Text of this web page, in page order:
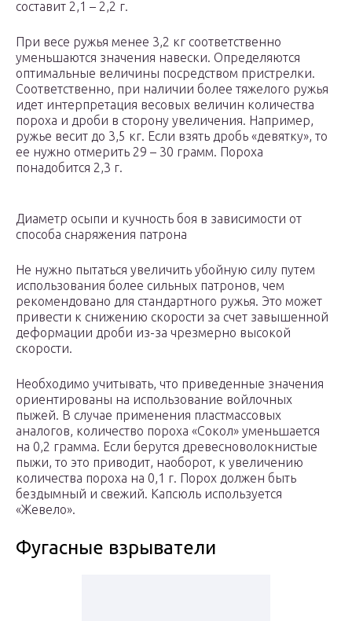
составит 2,1 – 2,2 г.
При весе ружья менее 3,2 кг соответственно
уменьшаются значения навески. Определяются
оптимальные величины посредством пристрелки.
Соответственно, при наличии более тяжелого ружья
идет интерпретация весовых величин количества
пороха и дроби в сторону увеличения. Например,
ружье весит до 3,5 кг. Если взять дробь «девятку», то
ее нужно отмерить 29 – 30 грамм. Пороха
понадобится 2,3 г.
Диаметр осыпи и кучность боя в зависимости от
способа снаряжения патрона
Не нужно пытаться увеличить убойную силу путем
использования более сильных патронов, чем
рекомендовано для стандартного ружья. Это может
привести к снижению скорости за счет завышенной
деформации дроби из-за чрезмерно высокой
скорости.
Необходимо учитывать, что приведенные значения
ориентированы на использование войлочных
пыжей. В случае применения пластмассовых
аналогов, количество пороха «Сокол» уменьшается
на 0,2 грамма. Если берутся древесноволокнистые
пыжи, то это приводит, наоборот, к увеличению
количества пороха на 0,1 г. Порох должен быть
бездымный и свежий. Капсюль используется
«Жевело».
Фугасные взрыватели